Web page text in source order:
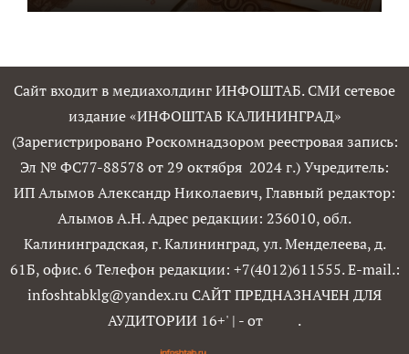
Сайт входит в медиахолдинг ИНФОШТАБ. СМИ сетевое
издание «ИНФОШТАБ КАЛИНИНГРАД»
(Зарегистрировано Роскомнадзором реестровая запись:
Эл № ФС77-88578 от 29 октября 2024 г.) Учредитель:
ИП Алымов Александр Николаевич, Главный редактор:
Алымов А.Н. Адрес редакции: 236010, обл.
Калининградская, г. Калининград, ул. Менделеева, д.
61Б, офис. 6 Телефон редакции: +7(4012)611555. E-mail.:
infoshtabklg@yandex.ru САЙТ ПРЕДНАЗНАЧЕН ДЛЯ
АУДИТОРИИ 16+' | - от .